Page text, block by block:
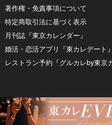
著作権・免責事項について
特定商取引法に基づく表示
月刊誌『東京カレンダー』
婚活・恋活アプリ『東カレデート』
レストラン予約『グルカレby東京